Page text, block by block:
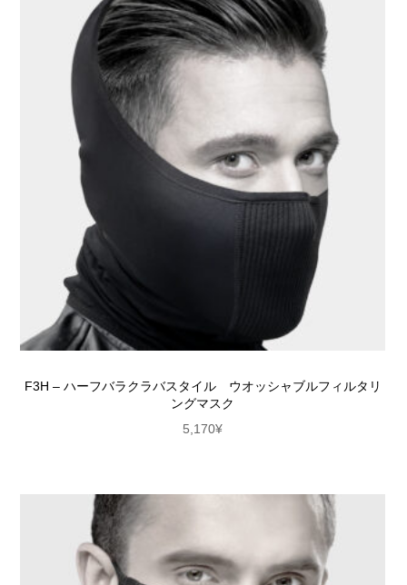
F3H – ハーフバラクラバスタイル ウオッシャブルフィルタリ
ングマスク
5,170¥